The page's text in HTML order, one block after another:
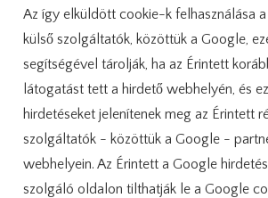
Az így elküldött cookie-k felhasználása a
külső szolgáltatók, közöttük a Google,
segítségével tárolják, ha az Érintett
látogatást tett a hirdető webhelyén, és
hirdetéseket jelenítenek meg az Érintett
szolgáltatók - közöttük a Google -
webhelyein. Az Érintett a Google
szolgáló oldalon tilthatják le a Google